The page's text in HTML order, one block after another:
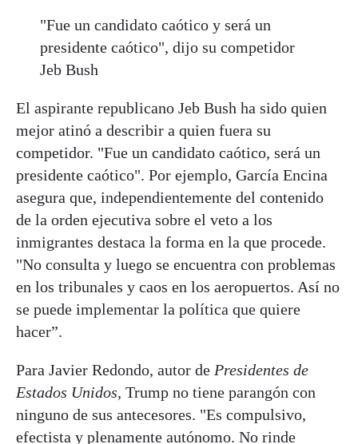
"Fue un candidato caótico y será un
presidente caótico", dijo su competidor
Jeb Bush
El aspirante republicano Jeb Bush ha sido quien
mejor atinó a describir a quien fuera su
competidor. "Fue un candidato caótico, será un
presidente caótico". Por ejemplo, García Encina
asegura que, independientemente del contenido
de la orden ejecutiva sobre el veto a los
inmigrantes destaca la forma en la que procede.
"No consulta y luego se encuentra con problemas
en los tribunales y caos en los aeropuertos. Así no
se puede implementar la política que quiere
hacer”.
Para Javier Redondo, autor de Presidentes de
Estados Unidos, Trump no tiene parangón con
ninguno de sus antecesores. "Es compulsivo,
efectista y plenamente autónomo. No rinde